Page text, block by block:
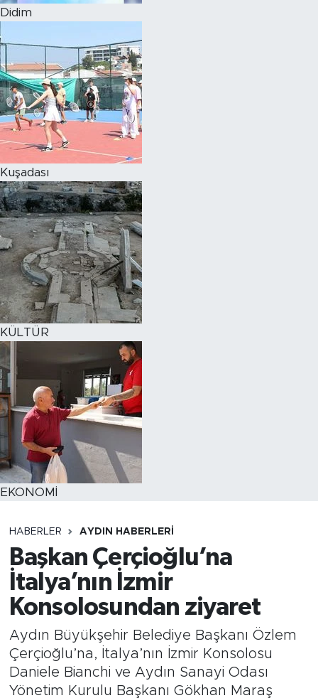
Didim
Kuşadası
KÜLTÜR
EKONOMİ
HABERLER AYDIN HABERLERI
Başkan Çerçioğlu’na
İtalya’nın İzmir
Konsolosundan ziyaret
Aydın Büyükşehir Belediye Başkanı Özlem
Çerçioğlu’na, İtalya’nın İzmir Konsolosu
Daniele Bianchi ve Aydın Sanayi Odası
Yönetim Kurulu Başkanı Gökhan Maraş